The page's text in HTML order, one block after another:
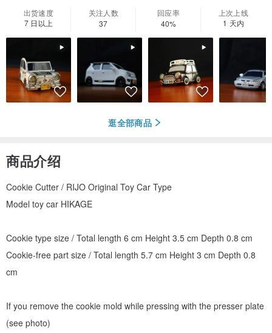
出货速度
7 日以上
关注人数
37
回应率
40%
上次上线
1 天内
逛全部商品
商品介绍
Cookie Cutter / RIJO Original Toy Car Type
Model toy car HIKAGE
Cookie type size / Total length 6 cm Height 3.5 cm Depth 0.8 cm
Cookie-free part size / Total length 5.7 cm Height 3 cm Depth 0.8
cm
If you remove the cookie mold while pressing with the presser plate
(see photo)